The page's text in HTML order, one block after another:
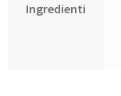
Ingredienti